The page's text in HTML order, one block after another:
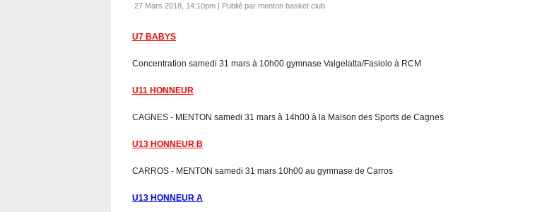
27 Mars 2018, 14:10pm | Publié par menton basket club
U7 BABYS
Concentration samedi 31 mars à 10h00 gymnase Valgelatta/Fasiolo à RCM
U11 HONNEUR
CAGNES - MENTON samedi 31 mars à 14h00 à la Maison des Sports de Cagnes
U13 HONNEUR B
CARROS - MENTON samedi 31 mars 10h00 au gymnase de Carros
U13 HONNEUR A